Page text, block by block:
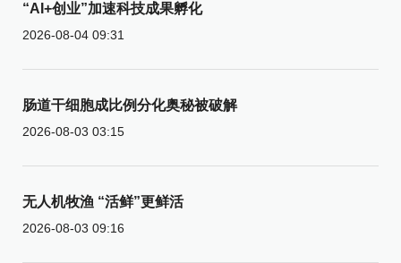
“AI+创业”加速科技成果孵化
2026-08-04 09:31
肠道干细胞成比例分化奥秘被破解
2026-08-03 03:15
无人机牧渔 “活鲜”更鲜活
2026-08-03 09:16